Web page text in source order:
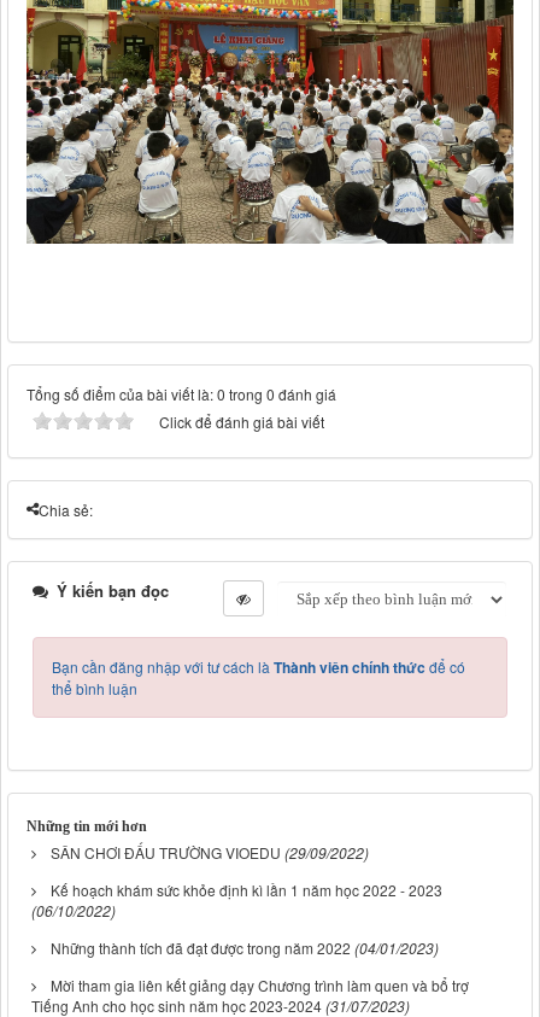
Tổng số điểm của bài viết là: 0 trong 0 đánh giá
Click để đánh giá bài viết
Chia sẻ:
Ý kiến bạn đọc
Bạn cần đăng nhập với tư cách là Thành viên chính thứcđể có
thể bình luận
Những tin mới hơn
SÂN CHƠI ĐẤU TRƯỜNG VIOEDU (29/09/2022)
Kế hoạch khám sức khỏe định kì lần 1 năm học 2022 - 2023
(06/10/2022)
Những thành tích đã đạt được trong năm 2022 (04/01/2023)
Mời tham gia liên kết giảng dạy Chương trình làm quen và bổ trợ
Tiếng Anh cho học sinh năm học 2023-2024(31/07/2023)